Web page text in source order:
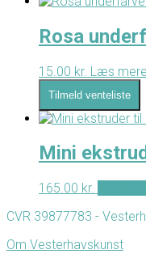
Rosa
15.00 kr. Læs mere
Tilmeld venteliste
Mini
165.00 kr.
CVR 39877783 -
Om Vesterhavskunst